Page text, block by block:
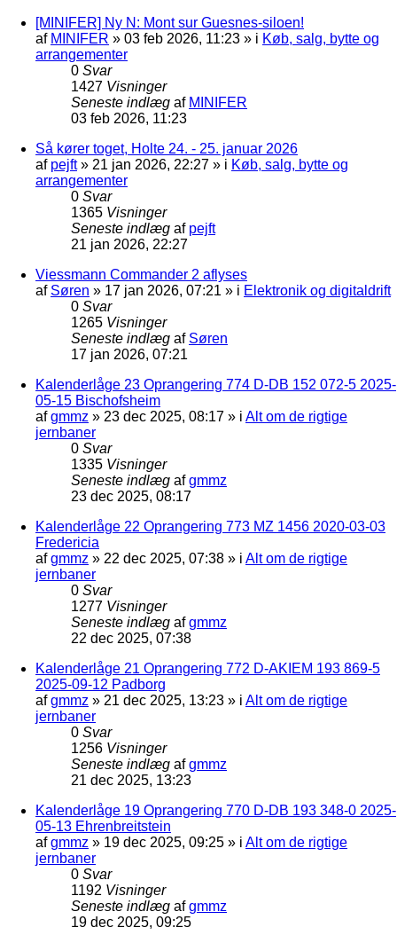
[MINIFER] Ny N: Mont sur Guesnes-siloen!
af MINIFER » 03 feb 2026, 11:23 » i Køb, salg, bytte og
arrangementer
0 Svar
1427 Visninger
Seneste indlæg af MINIFER
03 feb 2026, 11:23
Så kører toget, Holte 24. - 25. januar 2026
af pejft» 21 jan 2026, 22:27 » i Køb, salg, bytte og
arrangementer
0 Svar
1365 Visninger
Seneste indlæg af pejft
21 jan 2026, 22:27
Viessmann Commander 2 aflyses
af Søren » 17 jan 2026, 07:21 » i Elektronik og digitaldrift
0 Svar
1265 Visninger
Seneste indlæg af Søren
17 jan 2026, 07:21
Kalenderlåge 23 Oprangering 774 D-DB 152 072-5 2025-
05-15 Bischofsheim
afgmmz » 23 dec 2025, 08:17 » i Alt om de rigtige
jernbaner
0 Svar
1335 Visninger
Seneste indlæg afgmmz
23 dec 2025, 08:17
Kalenderlåge 22 Oprangering 773 MZ 1456 2020-03-03
Fredericia
afgmmz » 22 dec 2025, 07:38 » i Alt om de rigtige
jernbaner
0 Svar
1277 Visninger
Seneste indlæg afgmmz
22 dec 2025, 07:38
Kalenderlåge 21 Oprangering 772 D-AKIEM 193 869-5
2025-09-12 Padborg
afgmmz » 21 dec 2025, 13:23 » i Alt om de rigtige
jernbaner
0 Svar
1256 Visninger
Seneste indlæg afgmmz
21 dec 2025, 13:23
Kalenderlåge 19 Oprangering 770 D-DB 193 348-0 2025-
05-13 Ehrenbreitstein
afgmmz » 19 dec 2025, 09:25 » i Alt om de rigtige
jernbaner
0 Svar
1192 Visninger
Seneste indlæg afgmmz
19 dec 2025, 09:25